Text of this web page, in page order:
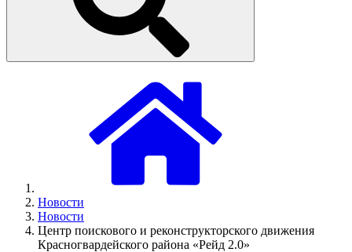
Новости
Новости
Центр поискового и реконструкторского движения
Красногвардейского района «Рейд 2.0»